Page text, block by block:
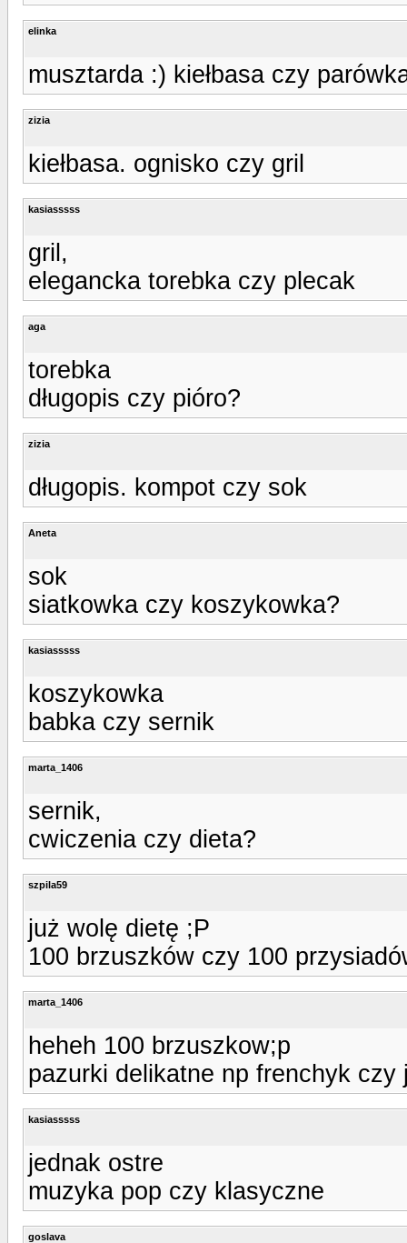
elinka
musztarda :) kiełbasa czy
zizia
kiełbasa. ognisko czy gril
kasiasssss
gril,
elegancka torebka czy plecak
aga
torebka
długopis czy pióro?
zizia
długopis. kompot czy sok
Aneta
sok
siatkowka czy koszykowka?
kasiasssss
koszykowka
babka czy sernik
marta_1406
sernik,
cwiczenia czy dieta?
szpila59
już wolę dietę ;P
100 brzuszków czy 100
marta_1406
heheh 100 brzuszkow;p
pazurki delikatne np frenchyk czy
kasiasssss
jednak ostre
muzyka pop czy klasyczne
goslava